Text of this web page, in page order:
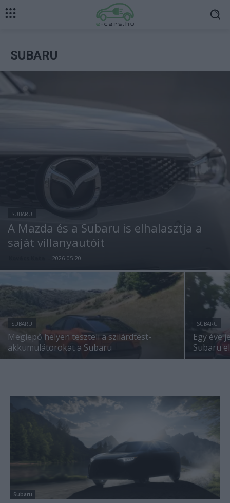
SUBARU
SUBARU
A Mazda és a Subaru is elhalasztja a
saját villanyautóit
- 2026-05-20
SUBARU
Meglepő helyen teszteli a szilárdtest-
akkumulátorokat a Subaru
SUBARU
Egy éve
Subaru
Subaru